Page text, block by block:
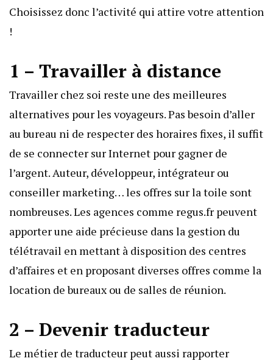
Choisissez donc l’activité qui attire votre attention
!
1 – Travailler à distance
Travailler chez soi reste une des meilleures
alternatives pour les voyageurs. Pas besoin d’aller
au bureau ni de respecter des horaires fixes, il suffit
de se connecter sur Internet pour gagner de
l’argent. Auteur, développeur, intégrateur ou
conseiller marketing… les offres sur la toile sont
nombreuses. Les agences comme regus.fr peuvent
apporter une aide précieuse dans la gestion du
télétravail en mettant à disposition des centres
d’affaires et en proposant diverses offres comme la
location de bureaux ou de salles de réunion.
2 – Devenir traducteur
Le métier de traducteur peut aussi rapporter